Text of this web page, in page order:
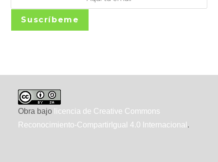
Suscríbeme
Obra bajo licencia de Creative Commons
Reconocimiento-CompartirIgual 4.0 Internacional .